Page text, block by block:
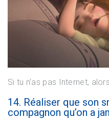
Si tu n’as pas Internet,
14. Réaliser que son
compagnon qu’on a